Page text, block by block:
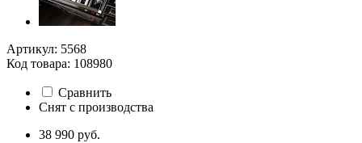
Артикул: 5568
Код товара: 108980
Сравнить
Снят с производства
38 990 руб.